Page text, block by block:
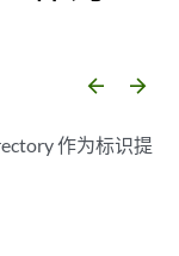
arrow_backward arrow_forward
作为标识提